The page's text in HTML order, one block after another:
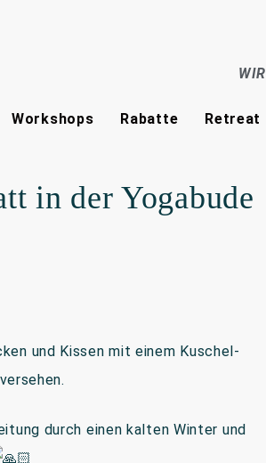
Workshops Rabatte Retreat
in der Yogabude
und Kissen mit einem Kuschel-
durch einen kalten Winter und